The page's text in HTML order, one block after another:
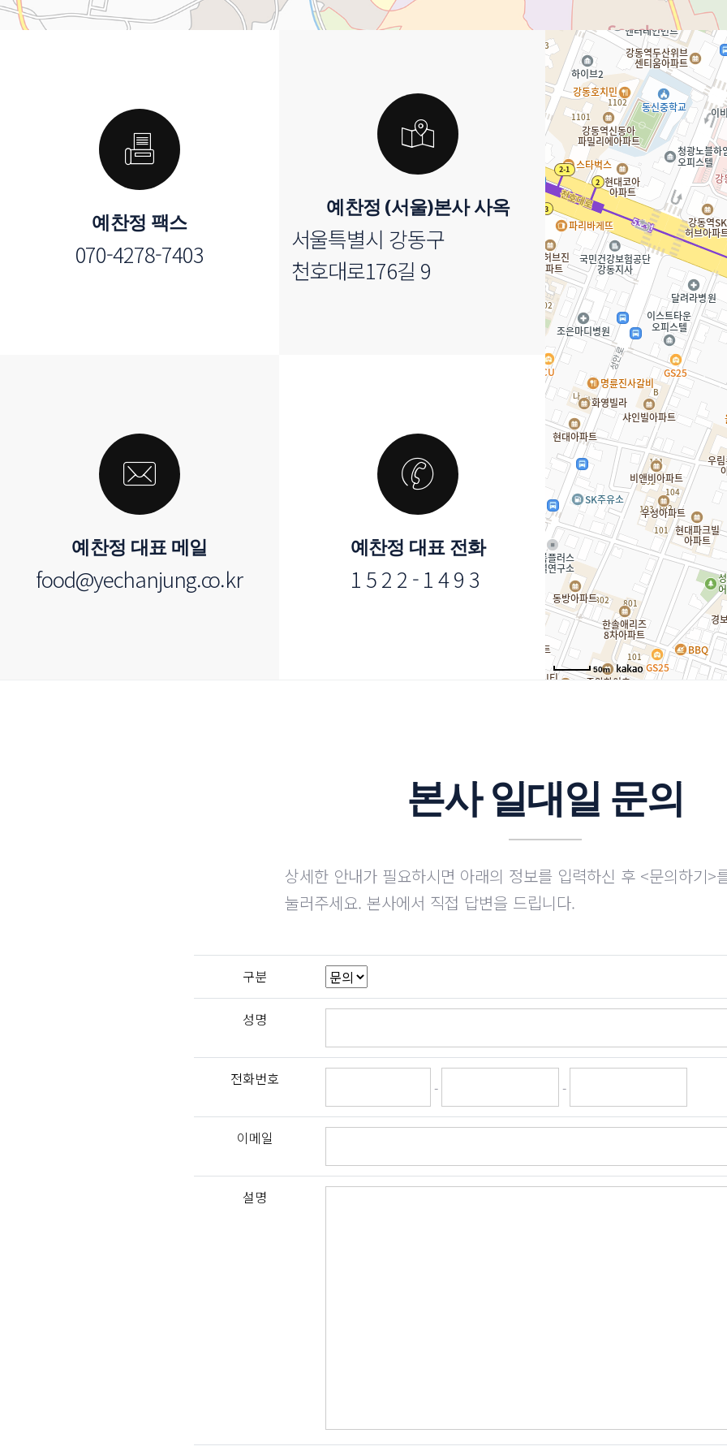
예찬정 (서울)본사 사옥
서울특별시 강동구
천호대로176길 9
예찬정 대표 전화
1 5 2 2 - 1 4 9 3
예찬정 대표 메일
food@yechanjung.co.kr
예찬정 팩스
070-4278-7403
50m
본사 일대일 문의
상세한 안내가 필요하시면 아래의 정보를 입력하신 후 <문의하기>
눌러주세요. 본사에서 직접 답변을 드립니다.
구분
성명
전화번호 - -
이메일
설명